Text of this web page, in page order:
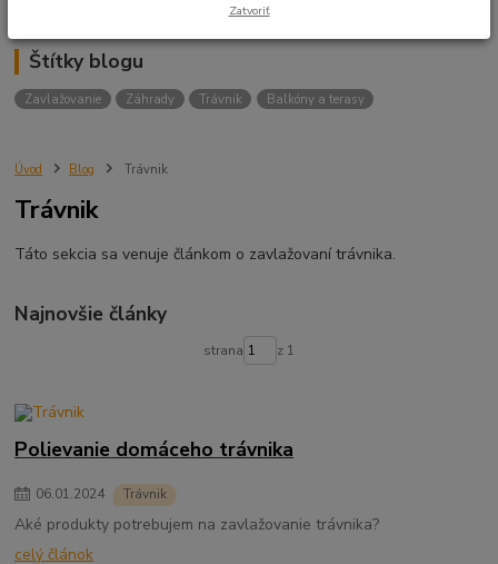
Štítky blogu
Zavlažovanie Záhrady Trávnik Balkóny a terasy
Úvod Blog Trávnik
Trávnik
Táto sekcia sa venuje článkom o zavlažovaní trávnika.
Najnovšie články
strana z 1
Polievanie domáceho trávnika
06.01.2024 Trávnik
Aké produkty potrebujem na zavlažovanie trávnika?
celý článok
Zatvoriť